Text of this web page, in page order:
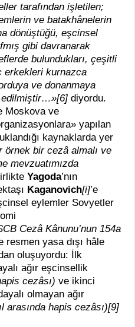
tarafından işletilen;
ve batakhânelerin
dönüştüğü, eşcinsel
gibi davranarak
bulundukları, çeşitli
erkekleri kurnazca
ve donanmaya
edilmiştir…»[6]diyordu.
Moskova ve
yapılan
kaynaklarda yer
örnek bir cezâ almalı ve
mevzuatımızda
Yagoda’nın
Kaganovich[i]’e
eylemler Sovyetler
Cezâ Kânunu’nun 154a
resmen yasa dışı hâle
oluşuyordu: İlk
ağır eşcinsellik
cezâsı) ve ikinci
olmayan ağır
arasında hapis cezâsı)[9]